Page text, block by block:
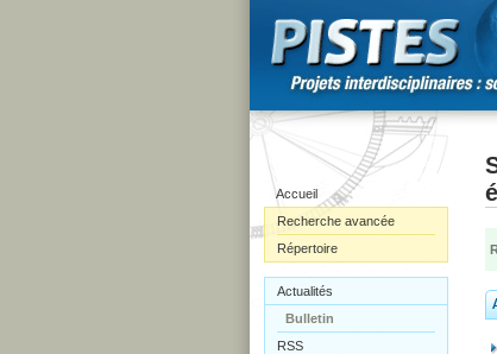
Accueil
Recherche avancée
Répertoire
Actualités
Bulletin
RSS